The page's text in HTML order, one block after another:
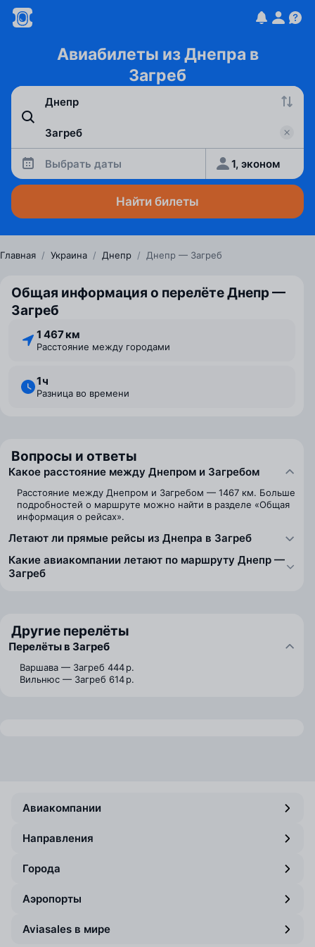
Авиабилеты из Днепра в
Загреб
Выбрать даты 1, эконом
Найти билеты
Главная / Украина / Днепр / Днепр — Загреб
Общая информация о перелёте Днепр —
Загреб
1 467 км
Расстояние между городами
1 ⁠ч
Разница во времени
Вопросы и ответы
Какое расстояние между Днепром и Загребом
Расстояние между Днепром и Загребом — 1467 км. Больше
подробностей о маршруте можно найти в разделе «Общая
информация о рейсах».
Летают ли прямые рейсы из Днепра в Загреб
Какие авиакомпании летают по маршруту Днепр —
Загреб
Другие перелёты
Перелёты в Загреб
Варшава — Загреб 444 р.
Вильнюс — Загреб 614 р.
Авиакомпании
Направления
Города
Аэропорты
Aviasales в мире